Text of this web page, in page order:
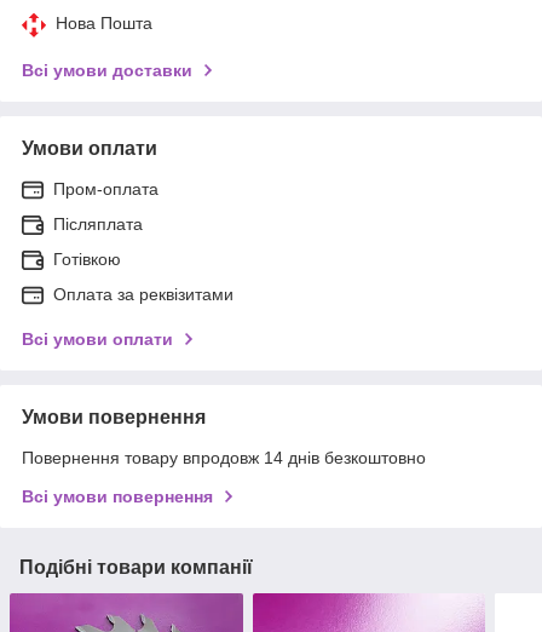
Нова Пошта
Всі умови доставки
Умови оплати
Пром-оплата
Післяплата
Готівкою
Оплата за реквізитами
Всі умови оплати
Умови повернення
Повернення товару впродовж 14 днів безкоштовно
Всі умови повернення
Подібні товари компанії